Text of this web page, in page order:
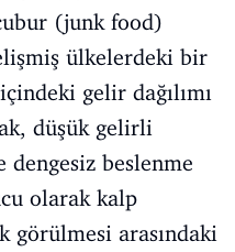
(junk food)
ülkelerdeki bir
gelir dağılımı
düşük gelirli
dengesiz beslenme
olarak kalp
görülmesi arasındaki